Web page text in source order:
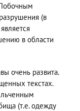
(в
в области
очень развита.
текстах.
(т.е. одежду